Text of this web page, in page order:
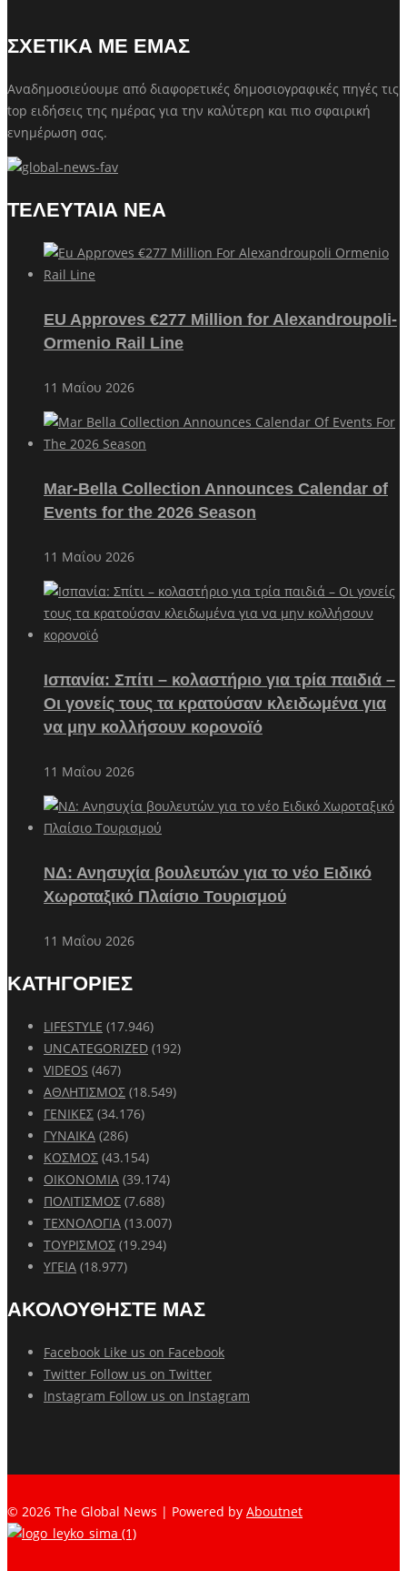
ΣΧΕΤΙΚΑ ΜΕ ΕΜΑΣ
Αναδημοσιεύουμε από διαφορετικές δημοσιογραφικές πηγές τις
top ειδήσεις της ημέρας για την καλύτερη και πιο σφαιρική
ενημέρωση σας.
ΤΕΛΕΥΤΑΙΑ ΝΕΑ
EU Approves €277 Million for Alexandroupoli-
Ormenio Rail Line
11 Μαΐου 2026
Mar-Bella Collection Announces Calendar of
Events for the 2026 Season
11 Μαΐου 2026
Ισπανία: Σπίτι – κολαστήριο για τρία παιδιά –
Οι γονείς τους τα κρατούσαν κλειδωμένα για
να μην κολλήσουν κορονοϊό
11 Μαΐου 2026
ΝΔ: Ανησυχία βουλευτών για το νέο Ειδικό
Χωροταξικό Πλαίσιο Τουρισμού
11 Μαΐου 2026
ΚΑΤΗΓΟΡΙΕΣ
LIFESTYLE (17.946)
UNCATEGORIZED (192)
VIDEOS (467)
ΑΘΛΗΤΙΣΜΟΣ (18.549)
ΓΕΝΙΚΕΣ (34.176)
ΓΥΝΑΙΚΑ (286)
ΚΟΣΜΟΣ (43.154)
ΟΙΚΟΝΟΜΙΑ (39.174)
ΠΟΛΙΤΙΣΜΟΣ (7.688)
ΤΕΧΝΟΛΟΓΙΑ (13.007)
ΤΟΥΡΙΣΜΟΣ (19.294)
ΥΓΕΙΑ (18.977)
ΑΚΟΛΟΥΘΗΣΤΕ ΜΑΣ
Facebook Like us on Facebook
Twitter Follow us on Twitter
Instagram Follow us on Instagram
© 2026 The Global News | Powered by Aboutnet